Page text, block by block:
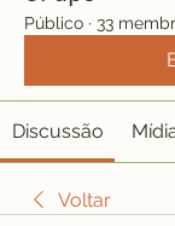
Público · 33
Discussão
Voltar